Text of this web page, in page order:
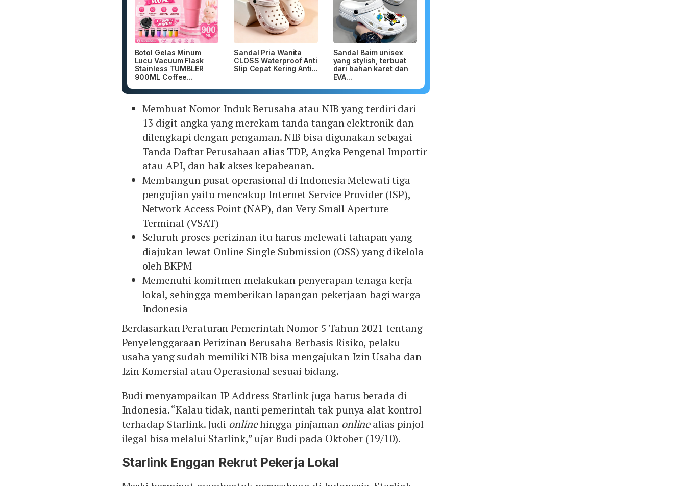
Botol Gelas Minum
Lucu Vacuum Flask
Stainless TUMBLER
900ML Coffee...
Sandal Pria Wanita
CLOSS Waterproof Anti
Slip Cepat Kering Anti...
Sandal Baim unisex
yang stylish, terbuat
dari bahan karet dan
EVA...
Membuat Nomor Induk Berusaha atau NIB yang terdiri dari
13 digit angka yang merekam tanda tangan elektronik dan
dilengkapi dengan pengaman. NIB bisa digunakan sebagai
Tanda Daftar Perusahaan alias TDP, Angka Pengenal Importir
atau API, dan hak akses kepabeanan.
Membangun pusat operasional di Indonesia Melewati tiga
pengujian yaitu mencakup Internet Service Provider (ISP),
Network Access Point (NAP), dan Very Small Aperture
Terminal (VSAT)
Seluruh proses perizinan itu harus melewati tahapan yang
diajukan lewat Online Single Submission (OSS) yang dikelola
oleh BKPM
Memenuhi komitmen melakukan penyerapan tenaga kerja
lokal, sehingga memberikan lapangan pekerjaan bagi warga
Indonesia
Berdasarkan Peraturan Pemerintah Nomor 5 Tahun 2021 tentang
Penyelenggaraan Perizinan Berusaha Berbasis Risiko, pelaku
usaha yang sudah memiliki NIB bisa mengajukan Izin Usaha dan
Izin Komersial atau Operasional sesuai bidang.
Budi menyampaikan IP Address Starlink juga harus berada di
Indonesia. “Kalau tidak, nanti pemerintah tak punya alat kontrol
terhadap Starlink. Judi onlinehingga pinjaman onlinealias pinjol
ilegal bisa melalui Starlink,” ujar Budi pada Oktober (19/10).
Starlink Enggan Rekrut Pekerja Lokal